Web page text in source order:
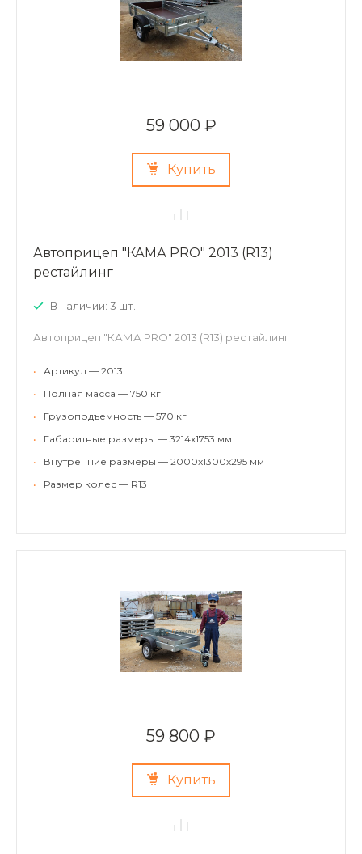
59 000 ₽
Купить
Автоприцеп "КАМА PRO" 2013 (R13)
рестайлинг
В наличии: 3 шт.
Автоприцеп "КАМА PRO" 2013 (R13) рестайлинг
•
Артикул — 2013
•
Полная масса — 750 кг
•
Грузоподъемность — 570 кг
•
Габаритные размеры — 3214х1753 мм
•
Внутренние размеры — 2000х1300х295 мм
•
Размер колес — R13
59 800 ₽
Купить